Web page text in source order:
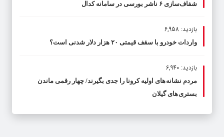
شفاف‌سازی ۶ ناشر بورسی در سامانه کدال
بازدید: 6,958
واردات خودرو با سقف قیمتی ۲۰ هزار دلار شدنی است؟
بازدید: 6,940
مردم نشانه های اولیه کرونا را جدی بگیرند/ چهار رقمی ماندن
بستری های گیلان